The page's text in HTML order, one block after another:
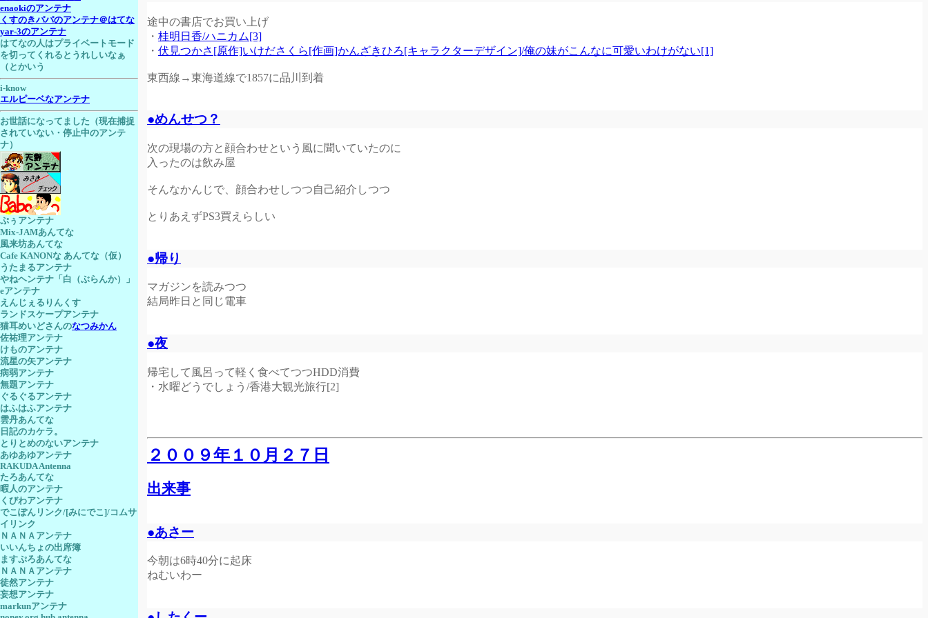
途中の書店でお買い上げ
・ 桂明日香/ハニカム[3]
・ 伏見つかさ[原作]いけださくら[作画]かんざきひろ[キャラクターデザイン]/俺の妹がこんなに可愛いわけがない[1]
東西線→東海道線で1857に品川到着
●めんせつ？
次の現場の方と顔合わせという風に聞いていたのに
入ったのは飲み屋
そんなかんじで、顔合わせしつつ自己紹介しつつ
とりあえずPS3買えらしい
●帰り
マガジンを読みつつ
結局昨日と同じ電車
●夜
帰宅して風呂って軽く食べてつつHDD消費
・水曜どうでしょう/香港大観光旅行[2]
２００９年１０月２７日
出来事
●あさー
今朝は6時40分に起床
ねむいわー
enaokiのアンテナ
くすのきパパのアンテナ＠はてな
yar-3のアンテナ
はてなの人はプライベートモード
を切ってくれるとうれしいなぁ
（とかいう
i-know
エルピーベなアンテナ
お世話になってました（現在捕捉
されていない・停止中のアンテ
ナ）
ぷぅアンテナ
Mix-JAMあんてな
風来坊あんてな
Cafe KANONな あんてな（仮）
うたまるアンテナ
やねヘンテナ「白（ぶらんか）」
eアンテナ
えんじぇるりんくす
ランドスケープアンテナ
猫耳めいどさんのなつみかん
佐祐理アンテナ
けものアンテナ
流星の矢アンテナ
病弱アンテナ
無題アンテナ
ぐるぐるアンテナ
はふはふアンテナ
雲丹あんてな
日記のカケラ。
とりとめのないアンテナ
あゆあゆアンテナ
RAKUDA Antenna
たろあんてな
暇人のアンテナ
くびわアンテナ
でこぽんリンク/[みにでこ]/コムサ
イリンク
ＮＡＮＡアンテナ
いいんちょの出席簿
ますぷろあんてな
ＮＡＮＡアンテナ
徒然アンテナ
妄想アンテナ
markunアンテナ